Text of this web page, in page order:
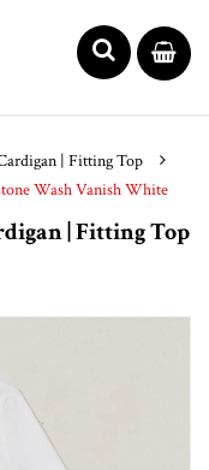
| Fitting Top
Wash Vanish White
| Fitting Top